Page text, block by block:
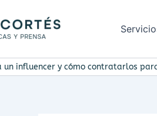
un influencer y cómo contratarlos